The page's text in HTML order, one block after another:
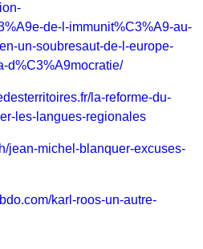
de-l-immunit%C3%A9-au-
un-soubresaut-de-l-europe-
d%C3%A9mocratie/
la-reforme-du-
les-langues-regionales
jean-michel-blanquer-excuses-
karl-roos-un-autre-